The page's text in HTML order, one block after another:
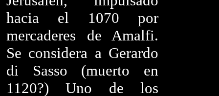
hacia el 1070 por
mercaderes de Amalfi.
Se considera a Gerardo
di Sasso (muerto en
1120?) Uno de los